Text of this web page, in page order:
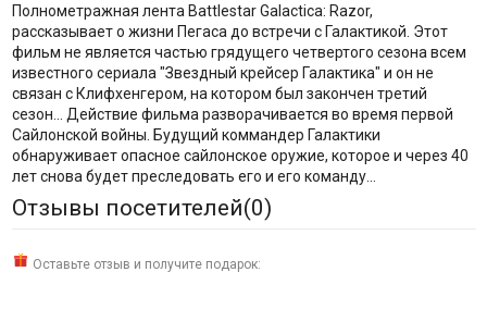
Полнометражная лента Battlestar Galactica: Razor,
рассказывает о жизни Пегаса до встречи с Галактикой. Этот
фильм не является частью грядущего четвертого сезона всем
известного сериала "Звездный крейсер Галактика" и он не
связан с Клифхенгером, на котором был закончен третий
сезон... Действие фильма разворачивается во время первой
Сайлонской войны. Будущий коммандер Галактики
обнаруживает опасное сайлонское оружие, которое и через 40
лет снова будет преследовать его и его команду...
Отзывы посетителей(0)
Оставьте отзыв и получите подарок: